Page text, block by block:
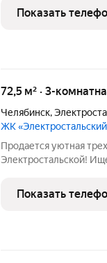
уникальную 3-
евроремонтом,
Показать
72,5 м² · 3-
Челябинск,
ЖК
Продается уютная
Электростальской!
квартира с
своих новых
Показать